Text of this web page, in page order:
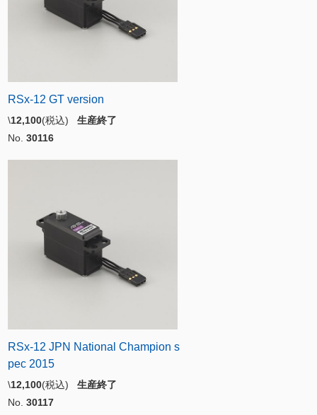
RSx-12 GT version
\12,100(税込) 生産終了
No. 30116
RSx-12 JPN National Champion s
pec 2015
\12,100(税込) 生産終了
No. 30117